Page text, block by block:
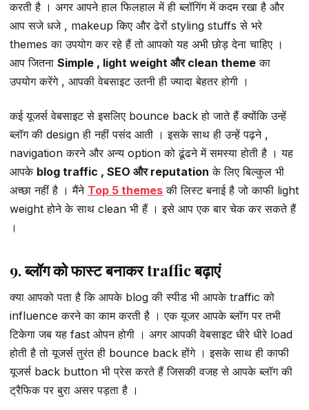
करती है । अगर आपने हाल फिलहाल में ही ब्लॉगिंग में कदम रखा है और
आप सजे धजे , makeup किए और ढेरों styling stuffs से भरे
themes का उपयोग कर रहे हैं तो आपको यह अभी छोड़ देना चाहिए ।
आप जितना Simple , light weight और clean theme का
उपयोग करेंगे , आपकी वेबसाइट उतनी ही ज्यादा बेहतर होगी ।
कई यूजर्स वेबसाइट से इसलिए bounce back हो जाते हैं क्योंकि उन्हें
ब्लॉग की design ही नहीं पसंद आती । इसके साथ ही उन्हें पढ़ने ,
navigation करने और अन्य option को ढूंढने में समस्या होती है । यह
आपके blog traffic , SEO और reputation के लिए बिल्कुल भी
अच्छा नहीं है । मैंने Top 5 themes की लिस्ट बनाई है जो काफी light
weight होने के साथ clean भी हैं । इसे आप एक बार चेक कर सकते हैं
।
9. ब्लॉग को फास्ट बनाकर traffic बढ़ाएं
क्या आपको पता है कि आपके blog की स्पीड भी आपके traffic को
influence करने का काम करती है । एक यूजर आपके ब्लॉग पर तभी
टिकेगा जब यह fast ओपन होगी । अगर आपकी वेबसाइट धीरे धीरे load
होती है तो यूजर्स तुरंत ही bounce back होंगे । इसके साथ ही काफी
यूजर्स back button भी प्रेस करते हैं जिसकी वजह से आपके ब्लॉग की
ट्रैफिक पर बुरा असर पड़ता है ।